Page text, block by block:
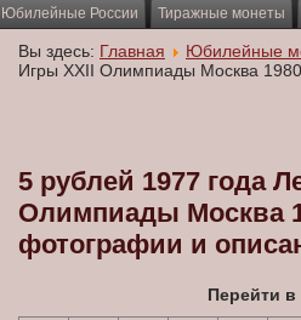
Юбилейные России Тиражные монеты
Вы здесь: Главная
Юбилейные
Игры XXII Олимпиады Москва 1980
5 рублей 1977 года
Олимпиады Москва
фотографии и
Перейти в